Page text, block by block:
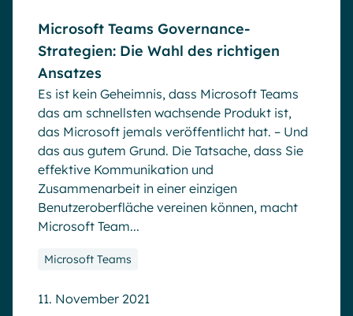
Microsoft Teams Governance-
Strategien: Die Wahl des richtigen
Ansatzes
Es ist kein Geheimnis, dass Microsoft Teams
das am schnellsten wachsende Produkt ist,
das Microsoft jemals veröffentlicht hat. – Und
das aus gutem Grund. Die Tatsache, dass Sie
effektive Kommunikation und
Zusammenarbeit in einer einzigen
Benutzeroberfläche vereinen können, macht
Microsoft Team...
Microsoft Teams
11. November 2021